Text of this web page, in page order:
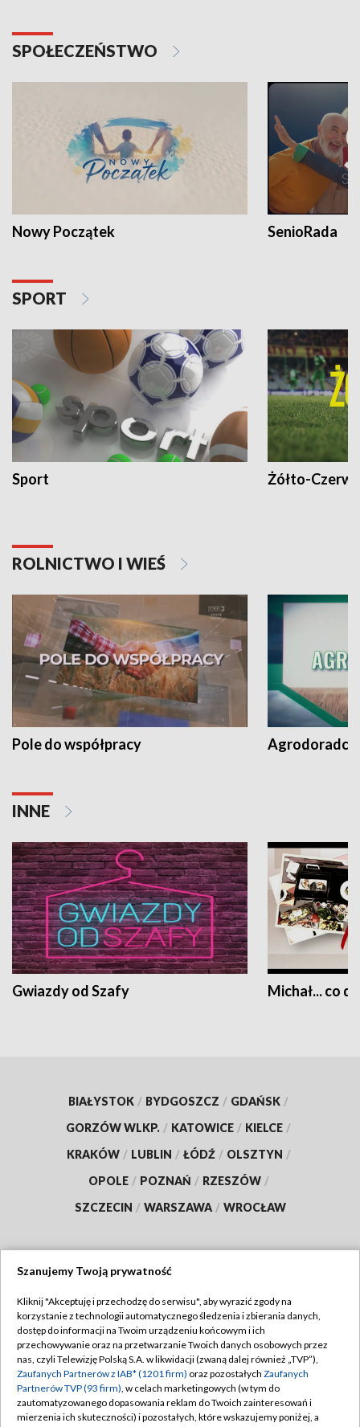
SPOŁECZEŃSTWO
Nowy Początek SenioRada
SPORT
Sport Żółto-
ROLNICTWO I WIEŚ
Pole do współpracy Agrodoradcy
INNE
Gwiazdy od Szafy Michał... co
BIAŁYSTOK / BYDGOSZCZ / GDAŃSK /
GORZÓW WLKP. / KATOWICE / KIELCE /
KRAKÓW / LUBLIN / ŁÓDŹ / OLSZTYN /
OPOLE / POZNAŃ / RZESZÓW /
SZCZECIN / WARSZAWA / WROCŁAW
TVP
Abonament TVP
Emisja w TVP
Centrum informacji TVP
Naziemna Telewizja Cyfrowa
Regulamin TVP
Polityka prywatności
Moje zgody
Szanujemy Twoją prywatność
Kliknij "Akceptuję i przechodzę do serwisu", aby wyrazić zgody na
korzystanie z technologii automatycznego śledzenia i zbierania danych,
dostęp do informacji na Twoim urządzeniu końcowym i ich
przechowywanie oraz na przetwarzanie Twoich danych osobowych przez
nas, czyli Telewizję Polską S.A. w likwidacji (zwaną dalej również „TVP”),
Zaufanych Partnerów z IAB* (1201 firm) oraz pozostałych Zaufanych
Partnerów TVP (93 firm), w celach marketingowych (w tym do
zautomatyzowanego dopasowania reklam do Twoich zainteresowań i
mierzenia ich skuteczności) i pozostałych, które wskazujemy poniżej, a